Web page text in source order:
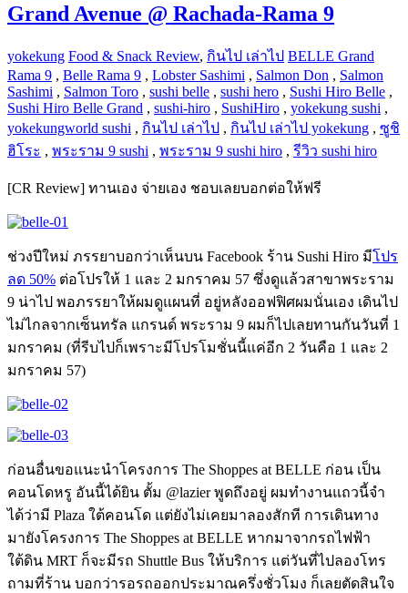
Grand Avenue @ Rachada-Rama 9
yokekung Food & Snack Review, กินไป เล่าไป BELLE Grand
Rama 9 , Belle Rama 9 , Lobster Sashimi , Salmon Don , Salmon
Sashimi , Salmon Toro , sushi belle , sushi hero , Sushi Hiro Belle ,
Sushi Hiro Belle Grand , sushi-hiro , SushiHiro , yokekung sushi ,
yokekungworld sushi , กินไป เล่าไป , กินไป เล่าไป yokekung , ซูชิ
ฮิโระ , พระราม 9 sushi , พระราม 9 sushi hiro , รีวิว sushi hiro
[CR Review] ทานเอง จ่ายเอง ชอบเลยบอกต่อให้ฟรี
ช่วงปีใหม่ ภรรยาบอกว่าเห็นบน Facebook ร้าน Sushi Hiro มีโปร
ลด 50% ต่อโปรให้ 1 และ 2 มกราคม 57 ซึ่งดูแล้วสาขาพระราม
9 น่าไป พอภรรยาให้ผมดูแผนที่ อยู่หลังออฟฟิศผมนั่นเอง เดินไป
ไม่ไกลจากเซ็นทรัล แกรนด์ พระราม 9 ผมก็ไปเลยทานกันวันที่ 1
มกราคม (ที่รีบไปก็เพราะมีโปรโมชั่นนี้แค่อีก 2 วันคือ 1 และ 2
มกราคม 57)
ก่อนอื่นขอแนะนำโครงการ The Shoppes at BELLE ก่อน เป็น
คอนโดหรู อันนี้ได้ยิน ตั้ม @lazier พูดถึงอยู่ ผมทำงานแถวนี้จำ
ได้ว่ามี Plaza ใต้คอนโด แต่ยังไม่เคยมาลองสักที การเดินทาง
มายังโครงการ The Shoppes at BELLE หากมาจากรถไฟฟ้า
ใต้ดิน MRT ก็จะมีรถ Shuttle Bus ให้บริการ แต่วันที่ไปลองโทร
ถามที่ร้าน บอกว่ารอรถออกประมาณครึ่งชั่วโมง ก็เลยตัดสินใจ